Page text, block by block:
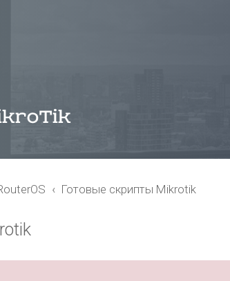
Готовые скрипты Mikrotik